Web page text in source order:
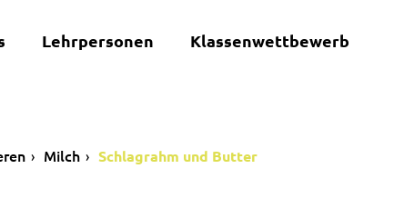
Lehrpersonen Klassenwettbewerb
Milch Schlagrahm und Butter